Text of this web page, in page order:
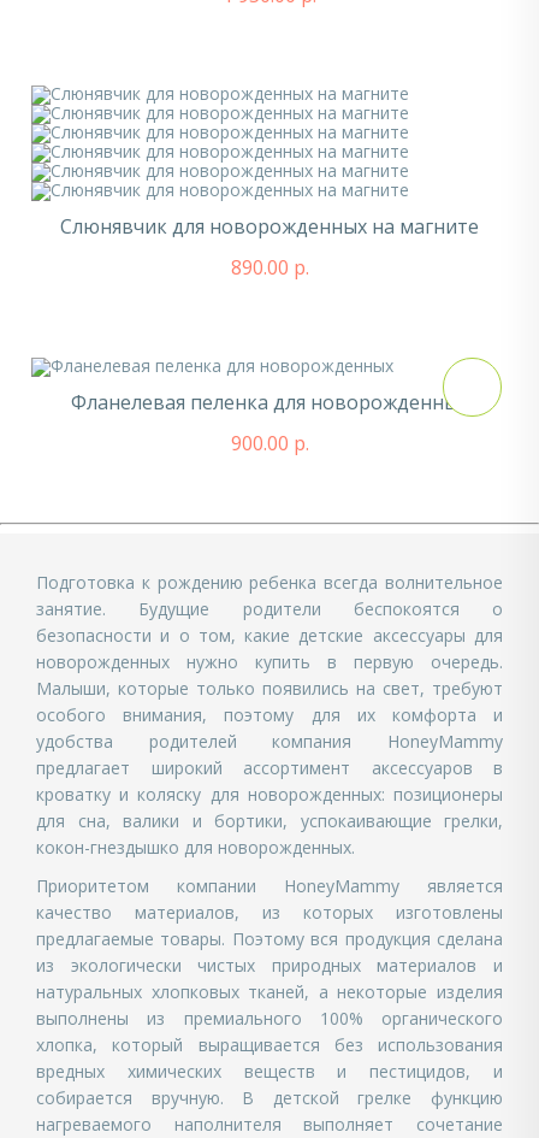
Слюнявчик для новорожденных на магните
890.00 р.
Фланелевая пеленка для новорожденных
900.00 р.
Подготовка к рождению ребенка всегда волнительное
занятие. Будущие родители беспокоятся о
безопасности и о том, какие детские аксессуары для
новорожденных нужно купить в первую очередь.
Малыши, которые только появились на свет, требуют
особого внимания, поэтому для их комфорта и
удобства родителей компания HoneyMammy
предлагает широкий ассортимент аксессуаров в
кроватку и коляску для новорожденных: позиционеры
для сна, валики и бортики, успокаивающие грелки,
кокон-гнездышко для новорожденных.
Приоритетом компании HoneyMammy является
качество материалов, из которых изготовлены
предлагаемые товары. Поэтому вся продукция сделана
из экологически чистых природных материалов и
натуральных хлопковых тканей, а некоторые изделия
выполнены из премиального 100% органического
хлопка, который выращивается без использования
вредных химических веществ и пестицидов, и
собирается вручную. В детской грелке функцию
нагреваемого наполнителя выполняет сочетание